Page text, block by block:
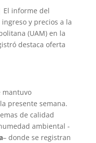
El informe del
y precios a la
(UAM) en la
destaca oferta
mantuvo
presente semana.
de calidad
ambiental -
– donde se registran